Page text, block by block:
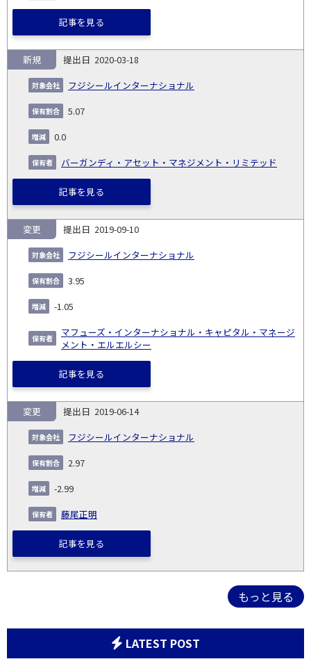
記事を見る
2020-03-18
フジシールインターナショナル
新規
5.07
0.0
バーガンディ・アセット・マネジメント・リミテッド
記事を見る
2019-09-10
フジシールインターナショナル
変更
3.95
-1.05
マフューズ・インターナショナル・キャピタル・マネージ
メント・エルエルシー
記事を見る
2019-06-14
フジシールインターナショナル
変更
2.97
-2.99
藤尾正明
記事を見る
もっと見る
LATEST POST